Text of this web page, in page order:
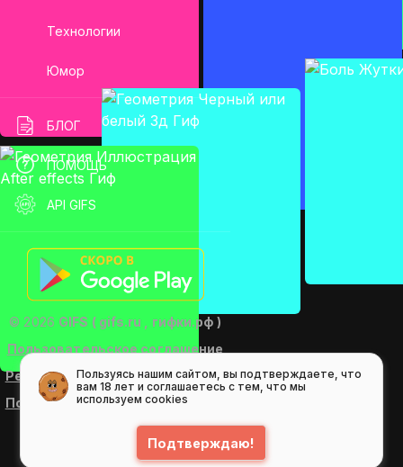
Технологии
Юмор
БЛОГ
ПОМОЩЬ
API GIFS
© 2026 GIFS ( gifs.ru , гифки.рф )
Пользовательское соглашение
Рекомендательные технологии
Политика конфиденциальности
Пользуясь нашим сайтом, вы подтверждаете, что
вам 18 лет и соглашаетесь с тем, что мы
используем cookies
Подтверждаю!